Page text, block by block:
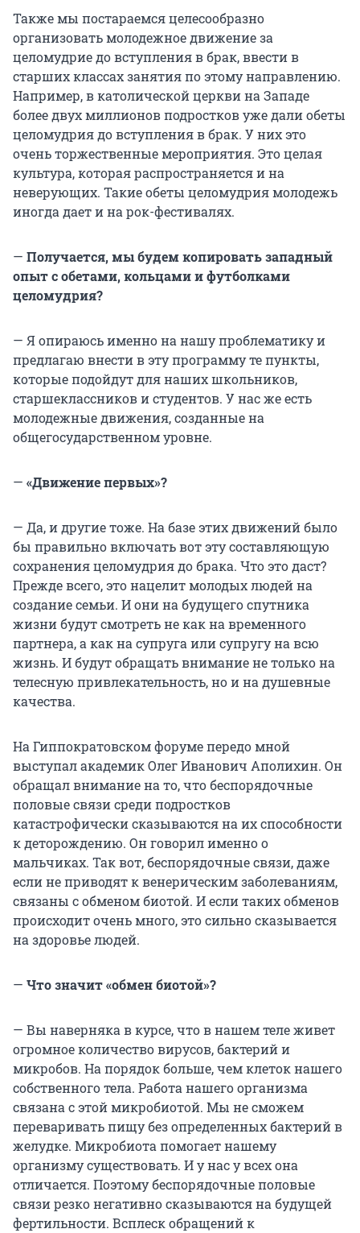
Также мы постараемся целесообразно
организовать молодежное движение за
целомудрие до вступления в брак, ввести в
старших классах занятия по этому направлению.
Например, в католической церкви на Западе
более двух миллионов подростков уже дали обеты
целомудрия до вступления в брак. У них это
очень торжественные мероприятия. Это целая
культура, которая распространяется и на
неверующих. Такие обеты целомудрия молодежь
иногда дает и на рок-фестивалях.
— Получается, мы будем копировать западный
опыт с обетами, кольцами и футболками
целомудрия?
— Я опираюсь именно на нашу проблематику и
предлагаю внести в эту программу те пункты,
которые подойдут для наших школьников,
старшеклассников и студентов. У нас же есть
молодежные движения, созданные на
общегосударственном уровне.
— «Движение первых»?
— Да, и другие тоже. На базе этих движений было
бы правильно включать вот эту составляющую
сохранения целомудрия до брака. Что это даст?
Прежде всего, это нацелит молодых людей на
создание семьи. И они на будущего спутника
жизни будут смотреть не как на временного
партнера, а как на супруга или супругу на всю
жизнь. И будут обращать внимание не только на
телесную привлекательность, но и на душевные
качества.
На Гиппократовском форуме передо мной
выступал академик Олег Иванович Аполихин. Он
обращал внимание на то, что беспорядочные
половые связи среди подростков
катастрофически сказываются на их способности
к деторождению. Он говорил именно о
мальчиках. Так вот, беспорядочные связи, даже
если не приводят к венерическим заболеваниям,
связаны с обменом биотой. И если таких обменов
происходит очень много, это сильно сказывается
на здоровье людей.
— Что значит «обмен биотой»?
— Вы наверняка в курсе, что в нашем теле живет
огромное количество вирусов, бактерий и
микробов. На порядок больше, чем клеток нашего
собственного тела. Работа нашего организма
связана с этой микробиотой. Мы не сможем
переваривать пищу без определенных бактерий в
желудке. Микробиота помогает нашему
организму существовать. И у нас у всех она
отличается. Поэтому беспорядочные половые
связи резко негативно сказываются на будущей
фертильности. Всплеск обращений к